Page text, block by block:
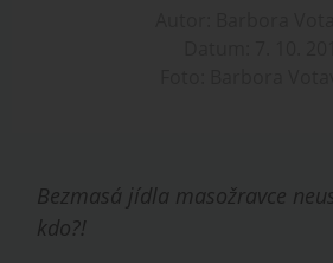
Bezmasá jídla masožravce
kdo?!